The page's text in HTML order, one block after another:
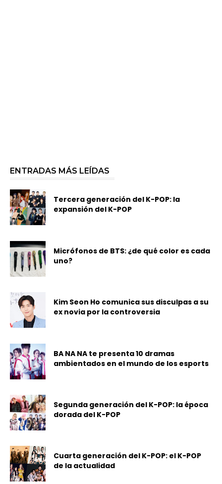
ENTRADAS MÁS LEÍDAS
Tercera generación del K-POP: la
expansión del K-POP
Micrófonos de BTS: ¿de qué color es cada
uno?
Kim Seon Ho comunica sus disculpas a su
ex novia por la controversia
BA NA NA te presenta 10 dramas
ambientados en el mundo de los esports
Segunda generación del K-POP: la época
dorada del K-POP
Cuarta generación del K-POP: el K-POP
de la actualidad